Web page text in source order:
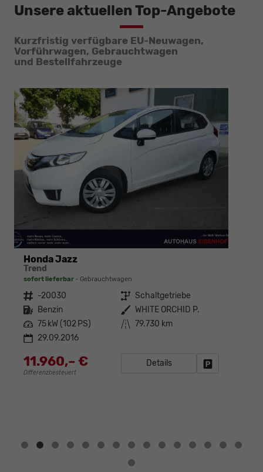
Unsere aktuellen Top-Angebote
Kurzfristig verfügbare EU-Neuwagen,
Vorführwagen, Gebrauchtwagen
und Bestellfahrzeuge
Honda Jazz
Trend
sofort lieferbar Gebrauchtwagen
Fahrzeugnr. -20030 Getriebe Schaltgetriebe
Kraftstoff Benzin Außenfarbe WHITE ORCHID P.
Leistung 75 kW (102 PS) Kilometerstand 79.730 km
29.09.2016
11.960,– €
Differenzbesteuert
Details